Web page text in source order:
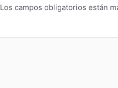
Los campos obligatorios están